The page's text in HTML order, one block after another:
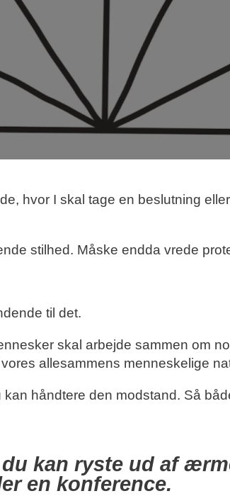
hvor I skal tage en beslutning
stilhed. Måske endda vrede
til det.
skal arbejde sammen om
allesammens menneskelige
håndtere den modstand. Så
kan ryste ud af
en konference.